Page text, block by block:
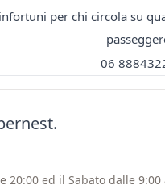
per chi circola su
06
20:00 ed il Sabato dalle 9:00